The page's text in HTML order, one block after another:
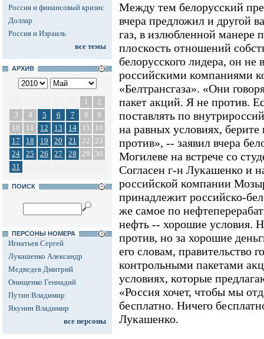
Россия и финансовый кризис
Доллар
Россия и Израиль
все темы
АРХИВ
1
2
3
4 5 6 7 8
9
10
11 12 13 14 15
16
17
18 19 20 21 22 23
24
25 26 27 28 29
30
31
ПОИСК
ПЕРСОНЫ НОМЕРА
Игнатьев Сергей
Лукашенко Александр
Медведев Дмитрий
Онищенко Геннадий
Путин Владимир
Якунин Владимир
все персоны
Между тем белорусский
вчера предложил и другой
газ, в излюбленной манере
плоскость отношений
белорусского лидера, он
российскими компаниями
«Белтрансгаза». «Они
пакет акций. Я не против.
поставлять по
на равных условиях,
против», -- заявил вчера
Могилеве на встрече со
Согласен г-н Лукашенко и
российской компании
принадлежит российско-
же самое по
нефть -- хорошие условия.
против, но за хорошие
его словам, правительство
контрольными пакетами
условиях, которые
«Россия хочет, чтобы мы
бесплатно. Ничего
Лукашенко.